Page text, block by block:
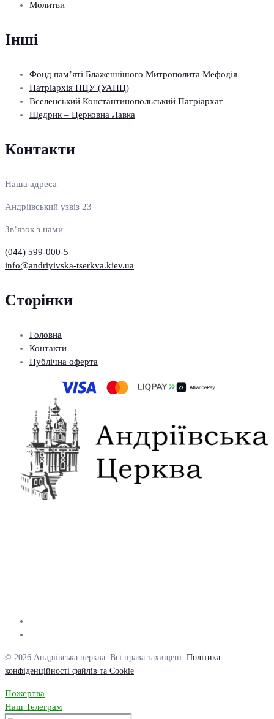
Молитви
Інші
Фонд пам’яті Блаженнішого Митрополита Мефодія
Патріархія ПЦУ (УАПЦ)
Вселенський Константинопольський Патріархат
Щедрик – Церковна Лавка
Контакти
Наша адреса
Андріївський узвіз 23
Зв’язок з нами
(044) 599-000-5
info@andriyivska-tserkva.kiev.ua
Сторінки
Головна
Контакти
Публічна оферта
© 2026 Андріївська церква. Всі права захищені. Політика
конфіденційності файлів та Cookie
Пожертва
Наш Телеграм